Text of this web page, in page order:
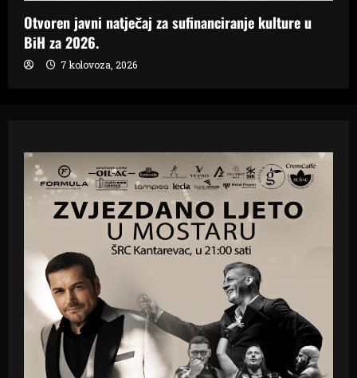
Otvoren javni natječaj za sufinanciranje kulture u
BiH za 2026.
7 kolovoza, 2026